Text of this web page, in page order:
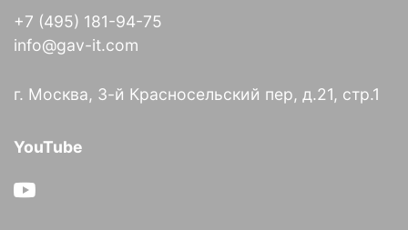
+7 (495) 181-94-75
info@gav-it.com
г. Москва, 3-й Красносельский пер, д.21, стр.1
YouTube